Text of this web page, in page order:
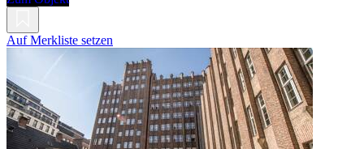
Auf Merkliste setzen